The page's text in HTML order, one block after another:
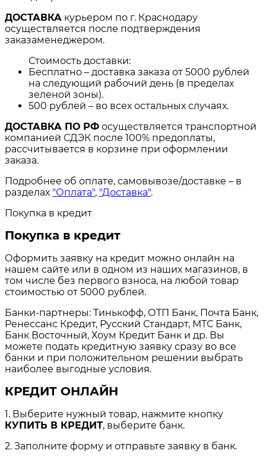
ДОСТАВКА курьером по г. Краснодару
осуществляется после подтверждения
заказаменеджером.
Стоимость доставки:
Бесплатно – доставка заказа от 5000 рублей
на следующий рабочий день (в пределах
зеленой зоны).
500 рублей – во всех остальных случаях.
ДОСТАВКА ПО РФ осуществляется транспортной
компанией СДЭК после 100% предоплаты,
рассчитывается в корзине при оформлении
заказа.
Подробнее об оплате, самовывозе/доставке – в
разделах "Оплата", "Доставка".
Покупка в кредит
Покупка в кредит
Оформить заявку на кредит можно онлайн на
нашем сайте или в одном из наших магазинов, в
том числе без первого взноса, на любой товар
стоимостью от 5000 рублей.
Банки-партнеры: Тинькофф, ОТП Банк, Почта Банк,
Ренессанс Кредит, Русский Стандарт, МТС Банк,
Банк Восточный, Хоум Кредит Банк и др. Вы
можете подать кредитную заявку сразу во все
банки и при положительном решении выбрать
наиболее выгодные условия.
КРЕДИТ ОНЛАЙН
1. Выберите нужный товар, нажмите кнопку
КУПИТЬ В КРЕДИТ, выберите банк.
2. Заполните форму и отправьте заявку в банк.